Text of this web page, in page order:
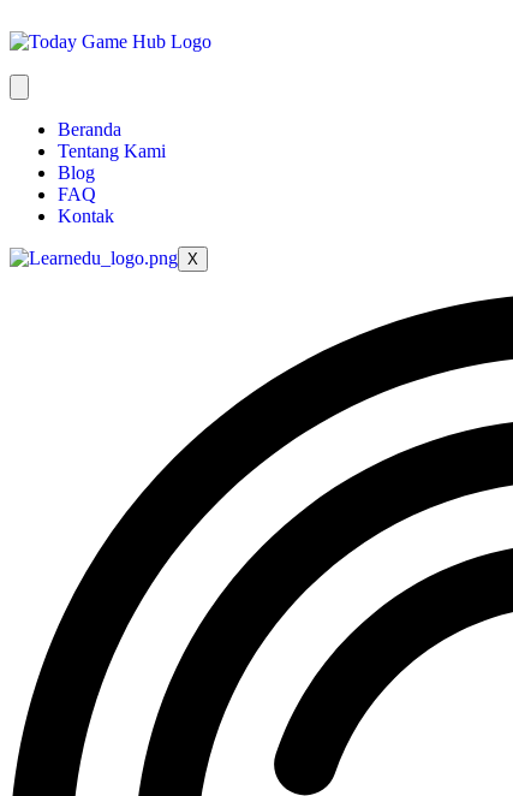
Beranda
Tentang Kami
Blog
FAQ
Kontak
X